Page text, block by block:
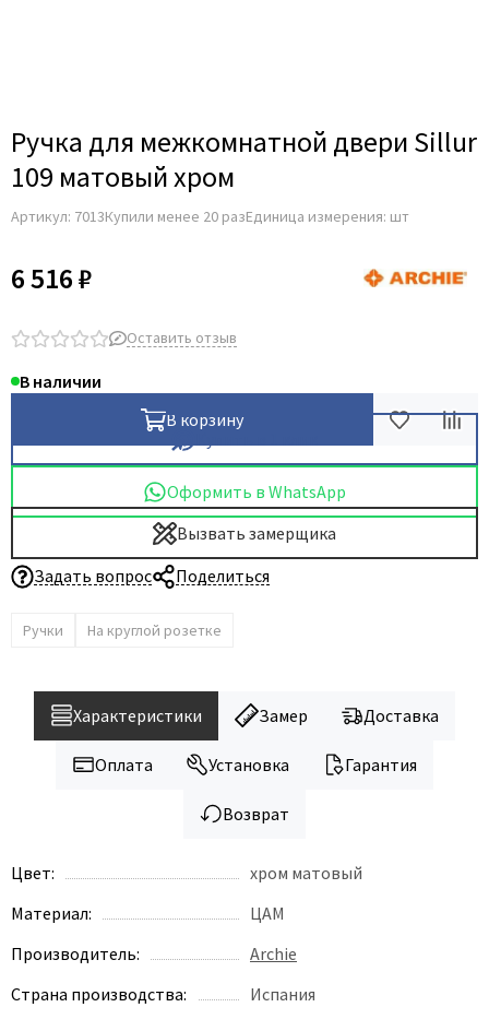
Ручка для межкомнатной двери Sillur
109 матовый хром
Артикул: 7013Купили менее 20 разЕдиница измерения: шт
6 516 ₽
Оставить отзыв
В наличии
В корзину
Оформить в WhatsApp
Вызвать замерщика
Задать вопрос
Поделиться
Ручки На круглой розетке
Характеристики Замер Доставка
Оплата Установка Гарантия
Возврат
Цвет:
хром матовый
Материал:
ЦАМ
Производитель:
Archie
Страна производства:
Испания